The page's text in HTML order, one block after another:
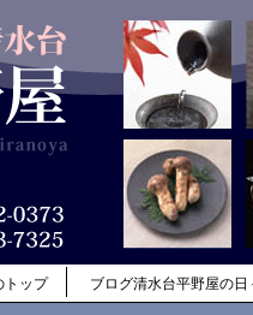
トップ ブログ清水台平野屋の日